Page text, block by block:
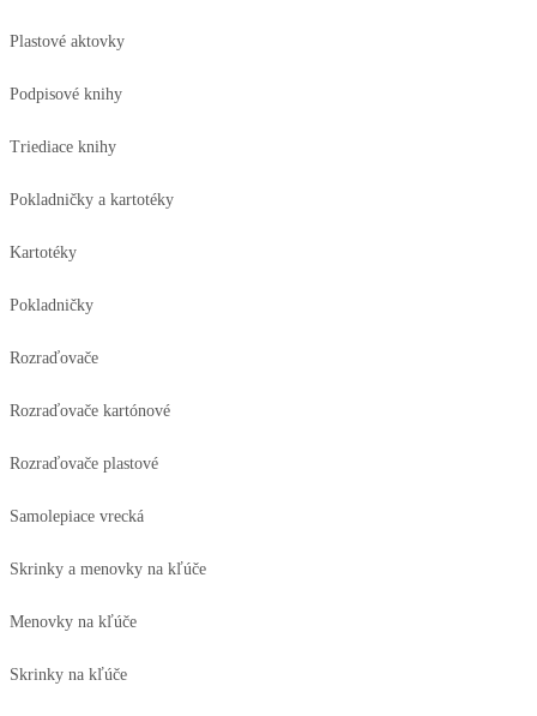
Plastové aktovky
Podpisové knihy
Triediace knihy
Pokladničky a kartotéky
Kartotéky
Pokladničky
Rozraďovače
Rozraďovače kartónové
Rozraďovače plastové
Samolepiace vrecká
Skrinky a menovky na kľúče
Menovky na kľúče
Skrinky na kľúče